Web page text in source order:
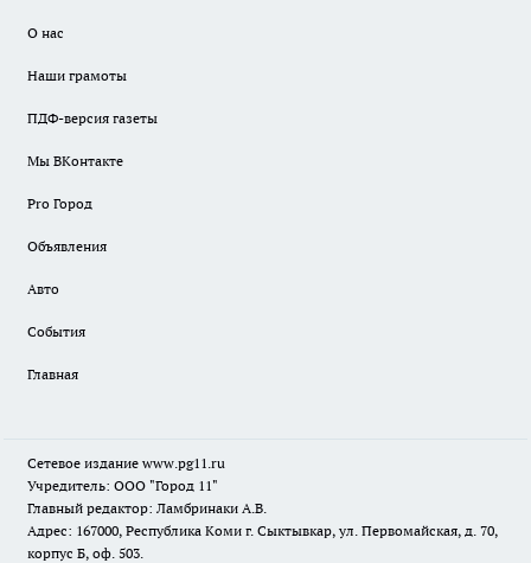
О нас
Наши грамоты
ПДФ-версия газеты
Мы ВКонтакте
Pro Город
Объявления
Авто
События
Главная
Сетевое издание www.pg11.ru
Учредитель: ООО "Город 11"
Главный редактор: Ламбринаки А.В.
Адрес: 167000, Республика Коми г. Сыктывкар, ул. Первомайская, д. 70,
корпус Б, оф. 503.